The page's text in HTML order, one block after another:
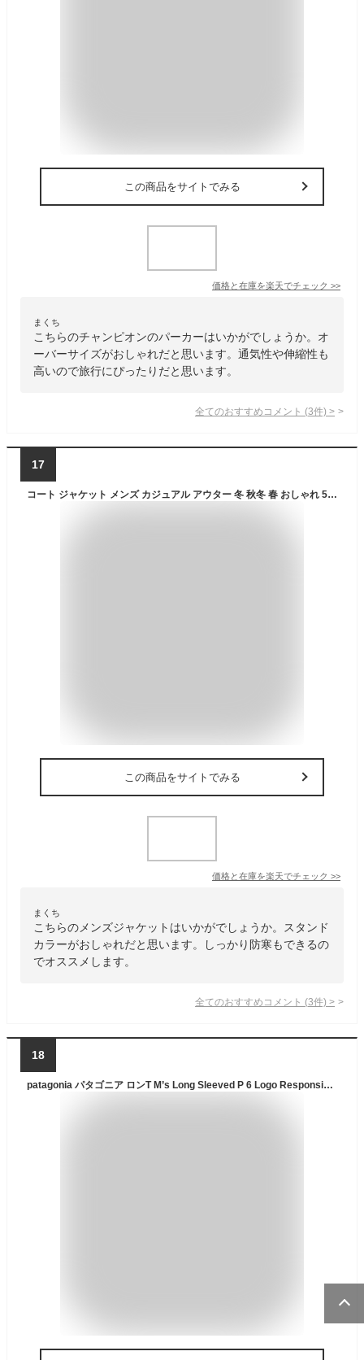
この商品をサイトでみる
価格と在庫を楽天でチェック >>
まくち
こちらのチャンピオンのパーカーはいかがでしょうか。オ
ーバーサイズがおしゃれだと思います。通気性や伸縮性も
高いので旅行にぴったりだと思います。
全てのおすすめコメント (3件) >
17
コート ジャケット メンズ カジュアル アウター 冬 秋冬 春 おしゃれ 50代 40代 ファッション メンズファッション メンズアウター スタンドカラージャケット メンズジャケット 男性 アウターメンズ イタリアンカラー メンズコート 立ち襟 春服 冬物 冬服 春アウターメンズ
この商品をサイトでみる
価格と在庫を楽天でチェック >>
まくち
こちらのメンズジャケットはいかがでしょうか。スタンド
カラーがおしゃれだと思います。しっかり防寒もできるの
でオススメします。
全てのおすすめコメント (3件) >
18
patagonia パタゴニア ロンT M’s Long Sleeved P 6 Logo Responsibili Tee メンズ 長袖 Tシャツ ロングTシャツ P-6 Logo Responsibili-Tee P-6ロゴ レスポンシビリティー バックプリント 38518 LaG Onlinestore